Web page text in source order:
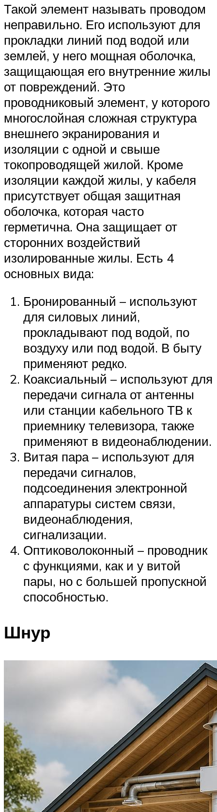
Такой элемент называть проводом
неправильно. Его используют для
прокладки линий под водой или
землей, у него мощная оболочка,
защищающая его внутренние жилы
от повреждений. Это
проводниковый элемент, у которого
многослойная сложная структура
внешнего экранирования и
изоляции с одной и свыше
токопроводящей жилой. Кроме
изоляции каждой жилы, у кабеля
присутствует общая защитная
оболочка, которая часто
герметична. Она защищает от
сторонних воздействий
изолированные жилы. Есть 4
основных вида:
Бронированный – используют
для силовых линий,
прокладывают под водой, по
воздуху или под водой. В быту
применяют редко.
Коаксиальный – используют для
передачи сигнала от антенны
или станции кабельного ТВ к
приемнику телевизора, также
применяют в видеонаблюдении.
Витая пара – используют для
передачи сигналов,
подсоединения электронной
аппаратуры систем связи,
видеонаблюдения,
сигнализации.
Оптиковолоконный – проводник
с функциями, как и у витой
пары, но с большей пропускной
способностью.
Шнур